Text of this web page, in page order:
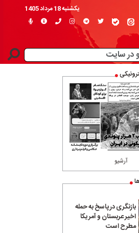
یکشنبه 18 مرداد 1405
آرشیو
بازنگری در پاسخ به حمله
اخیر عربستان و آمریکا
مطرح است